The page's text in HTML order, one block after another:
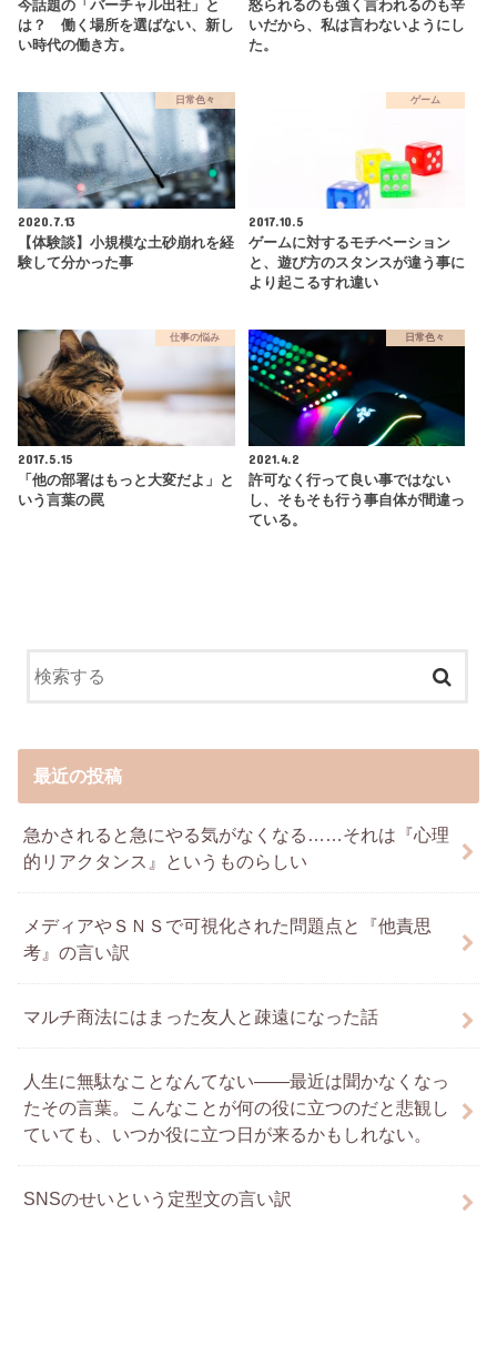
今話題の「バーチャル出社」と
は？ 働く場所を選ばない、新し
い時代の働き方。
怒られるのも強く言われるのも辛
いだから、私は言わないようにし
た。
日常色々
2020.7.13
【体験談】小規模な土砂崩れを経
験して分かった事
ゲーム
2017.10.5
ゲームに対するモチベーション
と、遊び方のスタンスが違う事に
より起こるすれ違い
仕事の悩み
2017.5.15
「他の部署はもっと大変だよ」と
いう言葉の罠
日常色々
2021.4.2
許可なく行って良い事ではない
し、そもそも行う事自体が間違っ
ている。
最近の投稿
急かされると急にやる気がなくなる……それは『心理
的リアクタンス』というものらしい
メディアやＳＮＳで可視化された問題点と『他責思
考』の言い訳
マルチ商法にはまった友人と疎遠になった話
人生に無駄なことなんてない――最近は聞かなくなっ
たその言葉。こんなことが何の役に立つのだと悲観し
ていても、いつか役に立つ日が来るかもしれない。
SNSのせいという定型文の言い訳